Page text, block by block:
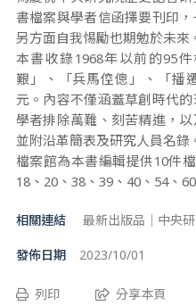
書檔案與學者信函擇要刊印
另方面自我惕勵也期勉於未來
本書收錄1968年以前的95
艱」、「兵馬倥傯」、「播
元。內容不僅涵蓋草創時代
學者排除萬難、刻苦精進，
並附沿革簡表及研究人員名錄
檔案館為本書編輯提供10件
18、20、38、39、40、54、
相關連結 最新出版品｜中央
發佈日期 2023/10/01
列印 分享本頁